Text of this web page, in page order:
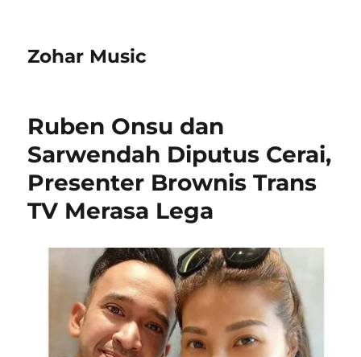
Zohar Music
Ruben Onsu dan
Sarwendah Diputus Cerai,
Presenter Brownis Trans
TV Merasa Lega